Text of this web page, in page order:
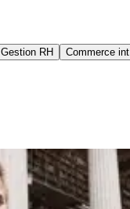
Gestion RH Commerce int.